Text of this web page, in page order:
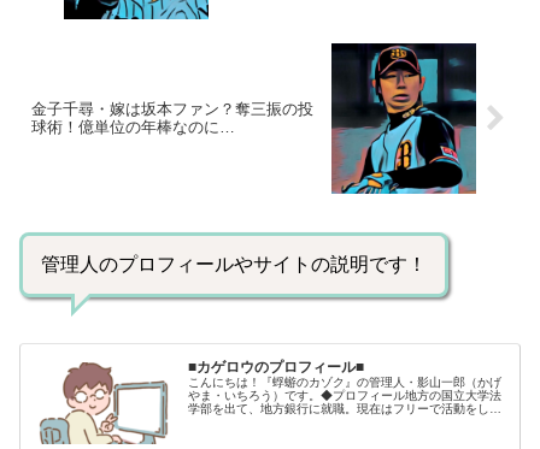
金子千尋・嫁は坂本ファン？奪三振の投
球術！億単位の年棒なのに…
管理人のプロフィールやサイトの説明です！
■カゲロウのプロフィール■
こんにちは！『蜉蝣のカゾク』の管理人・影山一郎（かげ
やま・いちろう）です。◆プロフィール地方の国立大学法
学部を出て、地方銀行に就職。現在はフリーで活動をして